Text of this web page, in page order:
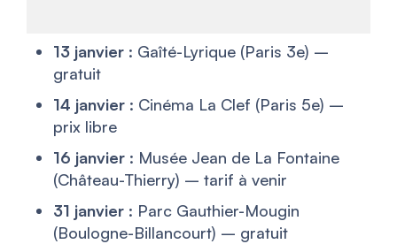
13 janvier : Gaîté-Lyrique (Paris 3e) –
gratuit
14 janvier : Cinéma La Clef (Paris 5e) –
prix libre
16 janvier : Musée Jean de La Fontaine
(Château-Thierry) – tarif à venir
31 janvier : Parc Gauthier-Mougin
(Boulogne-Billancourt) – gratuit